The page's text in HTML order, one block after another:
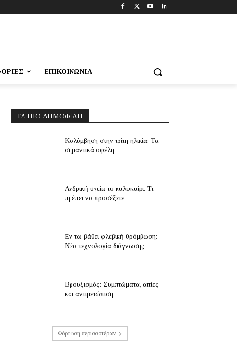
ΕΠΙΚΟΙΝΩΝΊΑ
ΤΑ ΠΙΟ ΔΗΜΟΦΙΛΉ
Κολύμβηση στην τρίτη ηλικία: Τα
σημαντικά οφέλη
Ανδρική υγεία το καλοκαίρι: Τι
πρέπει να προσέξετε
Εν τω βάθει φλεβική θρόμβωση:
Νέα τεχνολογία διάγνωσης
Βρουξισμός: Συμπτώματα, αιτίες
και αντιμετώπιση
Φόρτωση περισσοτέρων